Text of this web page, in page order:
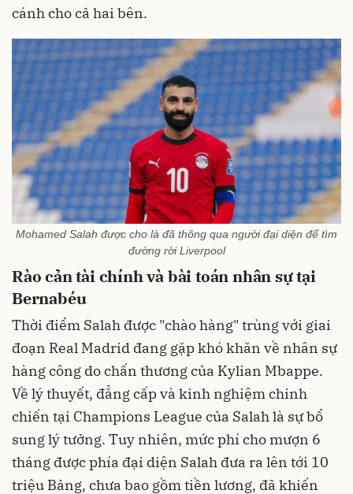
cánh cho cả hai bên.
Mohamed Salah được cho là đã thông qua người đại diện để tìm
đường rời Liverpool
Rào cản tài chính và bài toán nhân sự tại
Bernabéu
Thời điểm Salah được "chào hàng" trùng với giai
đoạn Real Madrid đang gặp khó khăn về nhân sự
hàng công do chấn thương của Kylian Mbappe.
Về lý thuyết, đẳng cấp và kinh nghiệm chinh
chiến tại Champions League của Salah là sự bổ
sung lý tưởng. Tuy nhiên, mức phí cho mượn 6
tháng được phía đại diện Salah đưa ra lên tới 10
triệu Bảng, chưa bao gồm tiền lương, đã khiến